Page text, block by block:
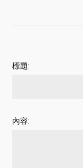
標題:
內容: